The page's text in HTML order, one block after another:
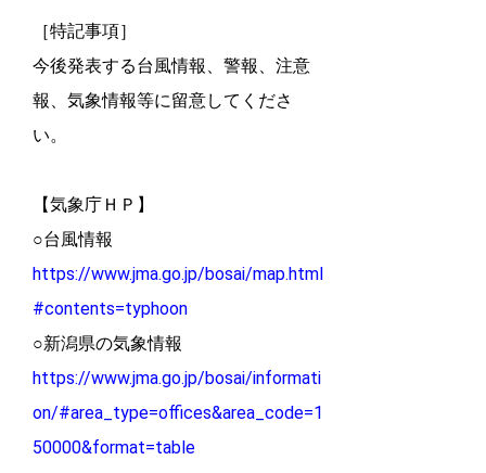
［特記事項］
今後発表する台風情報、警報、注意
報、気象情報等に留意してくださ
い。
【気象庁ＨＰ】
○台風情報
https://www.jma.go.jp/bosai/map.html
#contents=typhoon
○新潟県の気象情報
https://www.jma.go.jp/bosai/informati
on/#area_type=offices&area_code=1
50000&format=table